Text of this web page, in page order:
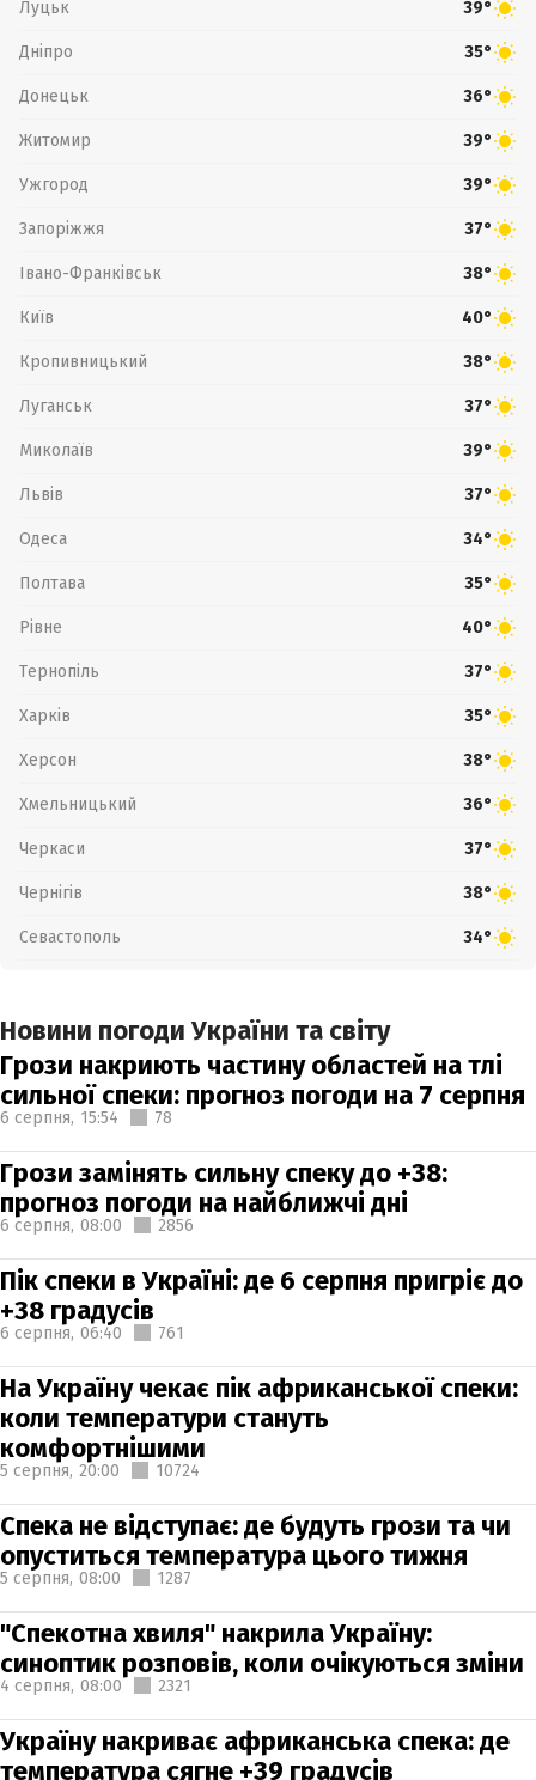
Луцьк 39°
Дніпро 35°
Донецьк 36°
Житомир 39°
Ужгород 39°
Запоріжжя 37°
Івано-Франківськ 38°
Київ 40°
Кропивницький 38°
Луганськ 37°
Миколаїв 39°
Львів 37°
Одеса 34°
Полтава 35°
Рівне 40°
Тернопіль 37°
Харків 35°
Херсон 38°
Хмельницький 36°
Черкаси 37°
Чернігів 38°
Севастополь 34°
Новини погоди України та світу
Грози накриють частину областей на тлі
сильної спеки: прогноз погоди на 7 серпня
6 серпня, 15:54 78
Грози замінять сильну спеку до +38:
прогноз погоди на найближчі дні
6 серпня, 08:00 2856
Пік спеки в Україні: де 6 серпня пригріє до
+38 градусів
6 серпня, 06:40 761
На Україну чекає пік африканської спеки:
коли температури стануть
комфортнішими
5 серпня, 20:00 10724
Спека не відступає: де будуть грози та чи
опуститься температура цього тижня
5 серпня, 08:00 1287
"Спекотна хвиля" накрила Україну:
синоптик розповів, коли очікуються зміни
4 серпня, 08:00 2321
Україну накриває африканська спека: де
температура сягне +39 градусів